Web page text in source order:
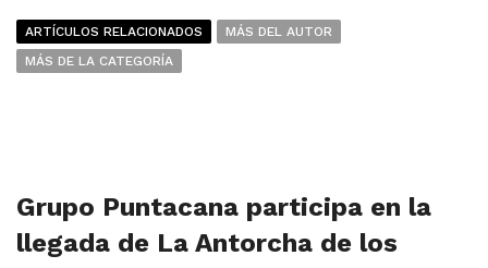
ARTÍCULOS RELACIONADOS
MÁS DEL AUTOR
MÁS DE LA CATEGORÍA
Grupo Puntacana participa en la
llegada de La Antorcha de los